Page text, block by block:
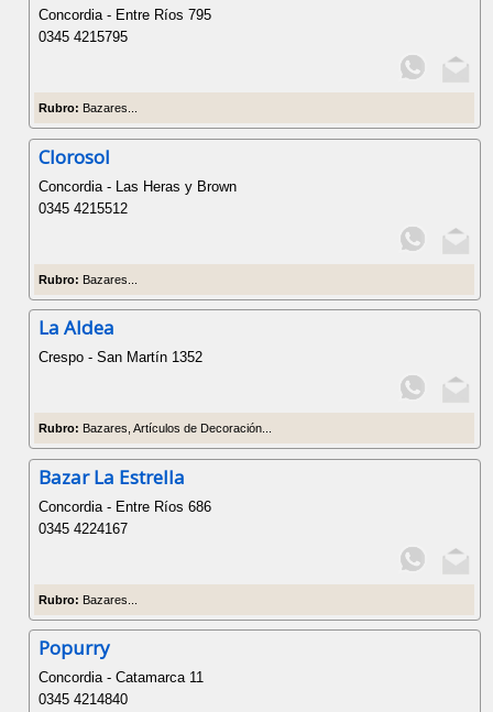
Concordia - Entre Ríos 795
0345 4215795
Rubro: Bazares...
Clorosol
Concordia - Las Heras y Brown
0345 4215512
Rubro: Bazares...
La Aldea
Crespo - San Martín 1352
Rubro: Bazares, Artículos de Decoración...
Bazar La Estrella
Concordia - Entre Ríos 686
0345 4224167
Rubro: Bazares...
Popurry
Concordia - Catamarca 11
0345 4214840